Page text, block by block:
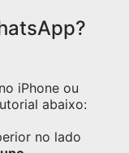
iPhone ou
abaixo:
no lado